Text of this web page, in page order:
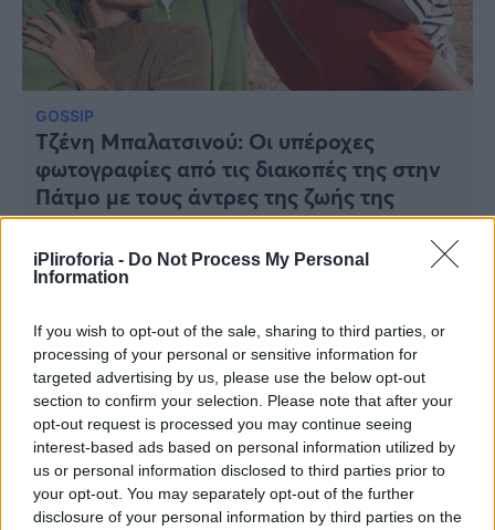
iPliroforia - Do Not Process My Personal
Information
If you wish to opt-out of the sale, sharing to third parties, or
processing of your personal or sensitive information for
targeted advertising by us, please use the below opt-out
section to confirm your selection. Please note that after your
opt-out request is processed you may continue seeing
interest-based ads based on personal information utilized by
us or personal information disclosed to third parties prior to
your opt-out. You may separately opt-out of the further
disclosure of your personal information by third parties on the
Υγεία
Γυναίκα
Καιρός
Viral
GOSSIP
Τζένη Μπαλατσινού: Oι υπέροχες
φωτογραφίες από τις διακοπές της στην
Πάτμο με τους άντρες της ζωής της